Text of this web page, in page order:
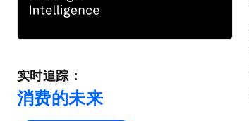
实时追踪：
消费的未来